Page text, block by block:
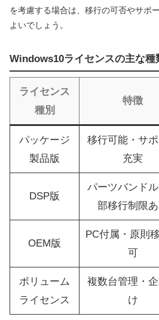
を考慮する場合は、移行の可否やサポ
よいでしょう。
Windows10ライセンスの主な種
ライセンス
種別
特徴
パッケージ
製品版
移行可能・サポ
充実
DSP版
パーツバンド
部移行制限あ
OEM版
PC付属・原則
可
ボリューム
ライセンス
複数台管理・
け